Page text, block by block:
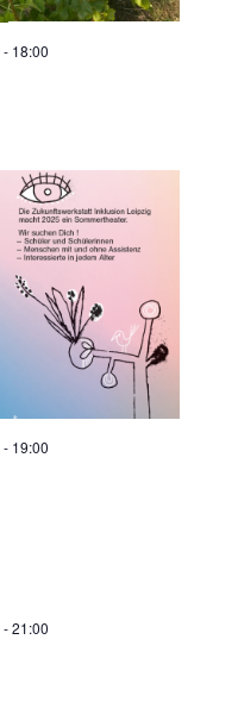
- 18:00
- 19:00
-21:00